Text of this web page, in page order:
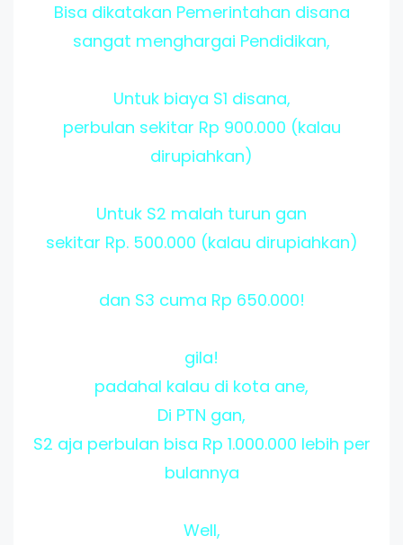
Bisa dikatakan Pemerintahan disana
sangat menghargai Pendidikan,
Untuk biaya S1 disana,
perbulan sekitar Rp 900.000 (kalau
dirupiahkan)
Untuk S2 malah turun gan
sekitar Rp. 500.000 (kalau dirupiahkan)
dan S3 cuma Rp 650.000!
gila!
padahal kalau di kota ane,
Di PTN gan,
S2 aja perbulan bisa Rp 1.000.000 lebih per
bulannya
Well,